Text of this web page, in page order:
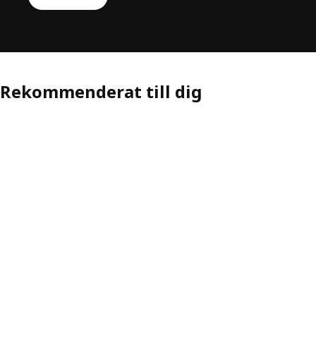
Rekommenderat till dig